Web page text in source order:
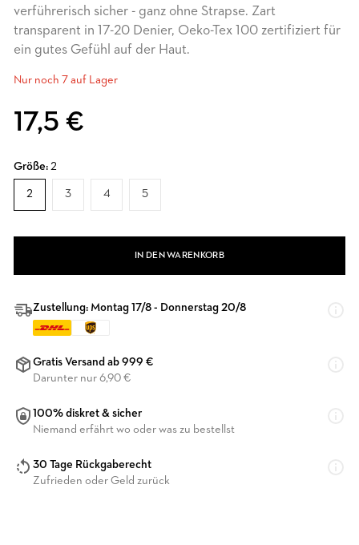
verführerisch sicher - ganz ohne Strapse. Zart
transparent in 17-20 Denier, Oeko-Tex 100 zertifiziert für
ein gutes Gefühl auf der Haut.
Nur noch 7 auf Lager
17,5 €
Größe: 2
2 3 4 5
IN DEN WARENKORB
Zustellung: Montag 17/8 - Donnerstag 20/8
Gratis Versand ab 999 €
Darunter nur 6,90 €
100% diskret & sicher
Niemand erfährt wo oder was zu bestellst
30 Tage Rückgaberecht
Zufrieden oder Geld zurück